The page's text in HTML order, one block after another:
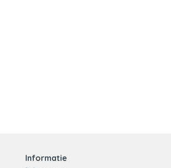
Informatie